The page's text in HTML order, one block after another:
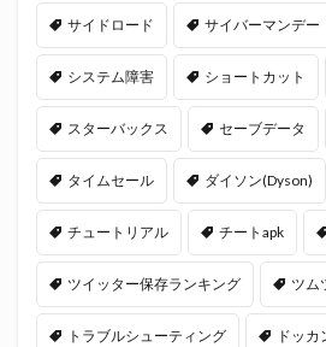
サイドロード サイバーマンデー
システム障害 ショートカット
スターバックス セーブデータ
タイムセール ダイソン(Dyson)
チュートリアル チートapk
ツイッター保存ランキング ツム
トラブルシューティング ドッ